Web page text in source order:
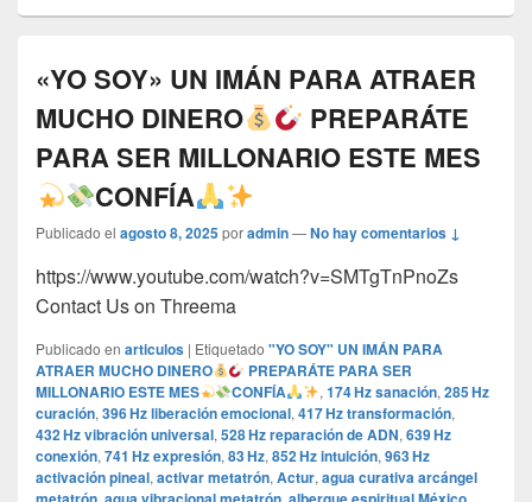
«YO SOY» UN IMÁN PARA ATRAER
MUCHO DINERO
PREPARÁTE
PARA SER MILLONARIO ESTE MES
CONFÍA
Publicado el agosto 8, 2025poradmin—No hay comentarios ↓
https://www.youtube.com/watch?v=SMTgTnPnoZs
Contact Us on Threema
Publicado en articulos | Etiquetado "YO SOY" UN IMÁN PARA
ATRAER MUCHO DINERO
PREPARÁTE PARA SER
MILLONARIO ESTE MES
CONFÍA , 174 Hz sanación, 285 Hz
curación, 396 Hz liberación emocional, 417 Hz transformación,
432 Hz vibración universal, 528 Hz reparación de ADN, 639 Hz
conexión, 741 Hz expresión, 83 Hz, 852 Hz intuición, 963 Hz
activación pineal, activar metatrón, Actur, agua curativa arcángel